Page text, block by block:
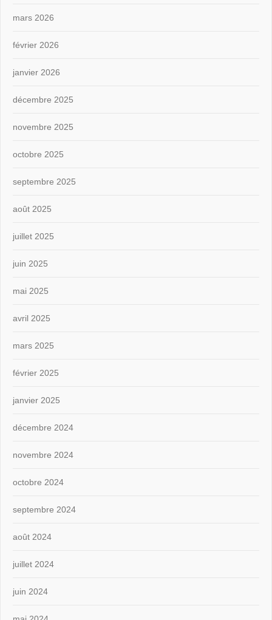
mars 2026
février 2026
janvier 2026
décembre 2025
novembre 2025
octobre 2025
septembre 2025
août 2025
juillet 2025
juin 2025
mai 2025
avril 2025
mars 2025
février 2025
janvier 2025
décembre 2024
novembre 2024
octobre 2024
septembre 2024
août 2024
juillet 2024
juin 2024